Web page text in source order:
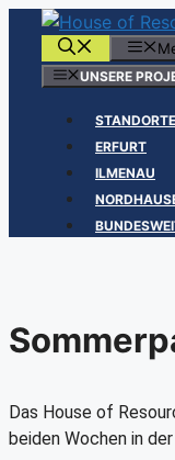
Zum
springenUNSERE
STANDORTE
ERFURT
ILMENAU
Das House of
beiden Wochen in